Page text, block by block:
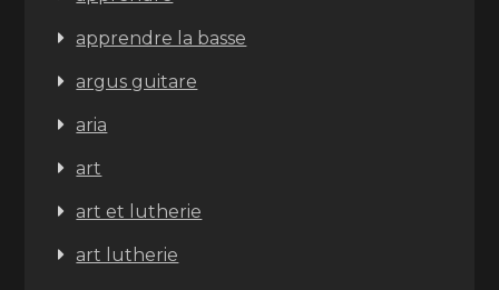
apprendre la basse
argus guitare
aria
art
art et lutherie
art lutherie